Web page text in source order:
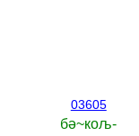
03605
бә~кољ-‎